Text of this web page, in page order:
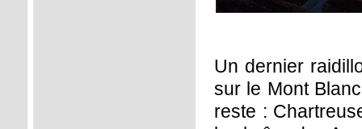
Un dernier
sur le Mont
reste :